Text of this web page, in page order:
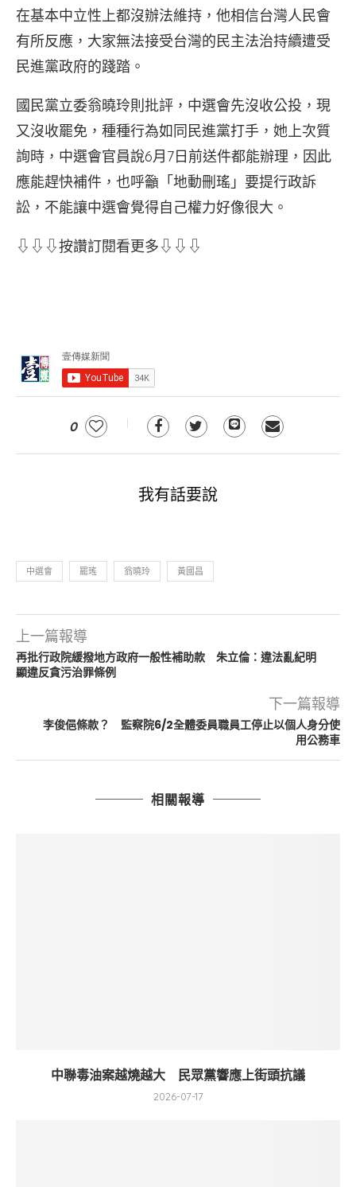
在基本中立性上都沒辦法維持，他相信台灣人民會
有所反應，大家無法接受台灣的民主法治持續遭受
民進黨政府的踐踏。
國民黨立委翁曉玲則批評，中選會先沒收公投，現
又沒收罷免，種種行為如同民進黨打手，她上次質
詢時，中選會官員說6月7日前送件都能辦理，因此
應能趕快補件，也呼籲「地動刪瑤」要提行政訴
訟，不能讓中選會覺得自己權力好像很大。
⇩⇩⇩按讚訂閱看更多⇩⇩⇩
0
我有話要說
中選會 罷瑤 翁曉玲 黃國昌
上一篇報導
再批行政院緩撥地方政府一般性補助款 朱立倫：違法亂紀明
顯違反貪污治罪條例
下一篇報導
李俊俋條款？ 監察院6/2全體委員職員工停止以個人身分使
用公務車
相關報導
中聯毒油案越燒越大 民眾黨響應上街頭抗議
2026-07-17